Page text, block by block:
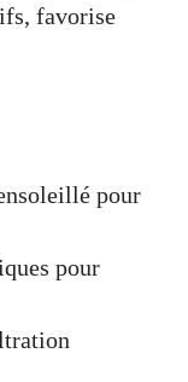
favorise
pour
pour